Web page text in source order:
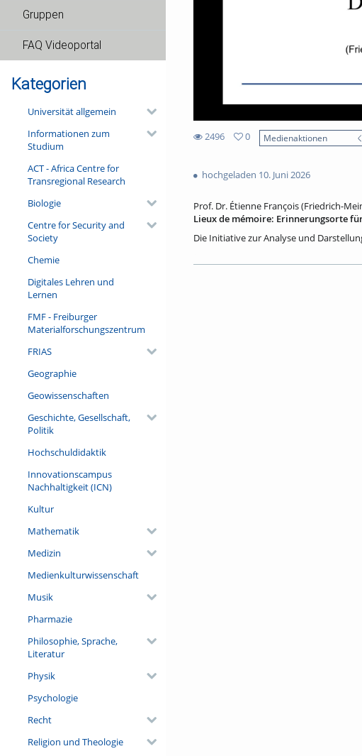
Gruppen
FAQ Videoportal
Kategorien
Universität allgemein
Informationen zum
Studium
ACT - Africa Centre for
Transregional Research
Biologie
Centre for Security and
Society
Chemie
Digitales Lehren und
Lernen
FMF - Freiburger
Materialforschungszentrum
FRIAS
Geographie
Geowissenschaften
Geschichte, Gesellschaft,
Politik
Hochschuldidaktik
Innovationscampus
Nachhaltigkeit (ICN)
Kultur
Mathematik
Medizin
Medienkulturwissenschaft
Musik
Pharmazie
Philosophie, Sprache,
Literatur
Physik
Psychologie
Recht
Religion und Theologie
2496
views
0
Medienaktionen
hochgeladen 10. Juni 2026
Prof. Dr. Étienne François (Friedrich-
Lieux de mémoire: Erinnerungsorte
Die Initiative zur Analyse und
kreativer und anregender
beeindruckende Bände veröffentlicht,